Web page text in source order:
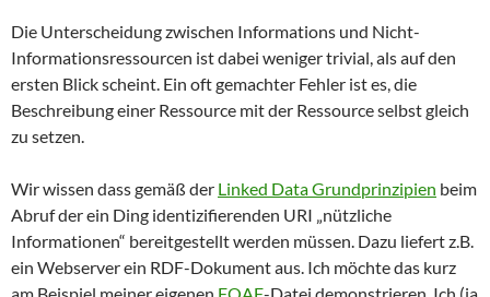
Die Unterscheidung zwischen Informations und Nicht-
Informationsressourcen ist dabei weniger trivial, als auf den
ersten Blick scheint. Ein oft gemachter Fehler ist es, die
Beschreibung einer Ressource mit der Ressource selbst gleich
zu setzen.
Wir wissen dass gemäß der Linked Data Grundprinzipien beim
Abruf der ein Ding identizifierenden URI „nützliche
Informationen“ bereitgestellt werden müssen. Dazu liefert z.B.
ein Webserver ein RDF-Dokument aus. Ich möchte das kurz